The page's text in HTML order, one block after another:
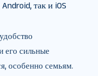
так и iOS
его сильные
особенно семьям.